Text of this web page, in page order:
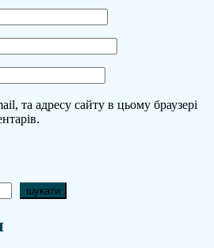
та адресу сайту в цьому браузері
шукати